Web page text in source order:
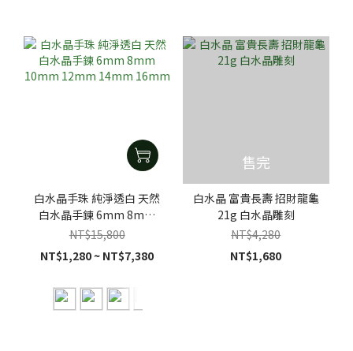
白水晶手珠 純淨透白 天然
白水晶手鍊 6mm 8mm
10mm 12mm 14mm
NT$15,800
NT$1,280 ~ NT$7,380
售完
白水晶 富貴長壽 招財龍龜
21g 白水晶雕刻
NT$4,280
NT$1,680